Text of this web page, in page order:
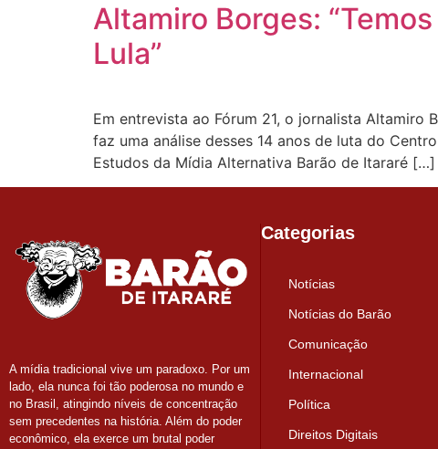
Altamiro Borges:
Lula”
Em entrevista ao Fórum 21, o jornalista
faz uma análise desses 14 anos de luta do
Estudos da Mídia Alternativa Barão de Itararé […]
A mídia tradicional vive um paradoxo. Por um
lado, ela nunca foi tão poderosa no mundo e
no Brasil, atingindo níveis de concentração
sem precedentes na história. Além do poder
econômico, ela exerce um brutal poder
Categorias
Notícias
Notícias do Barão
Comunicação
Internacional
Política
Direitos Digitais